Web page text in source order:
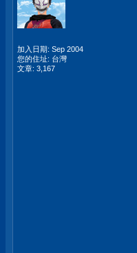
加入日期: Sep 2004
您的住址: 台灣
文章: 3,167